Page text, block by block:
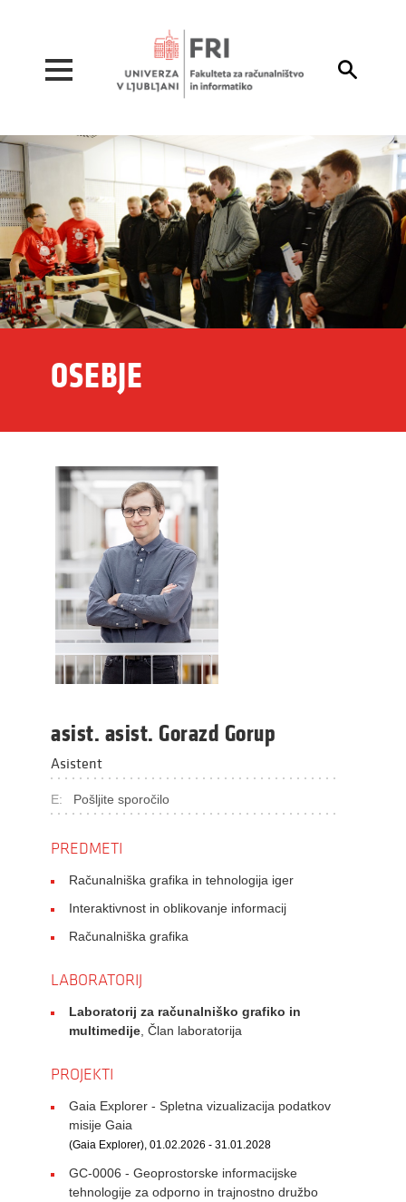

OSEBJE
asist. asist. Gorazd Gorup
Asistent
E: Pošljite sporočilo
PREDMETI
Računalniška grafika in tehnologija iger
Interaktivnost in oblikovanje informacij
Računalniška grafika
LABORATORIJ
Laboratorij za računalniško grafiko in
multimedije , Član laboratorija
PROJEKTI
Gaia Explorer - Spletna vizualizacija podatkov
misije Gaia
(Gaia Explorer), 01.02.2026 - 31.01.2028
GC-0006 - Geoprostorske informacijske
tehnologije za odporno in trajnostno družbo